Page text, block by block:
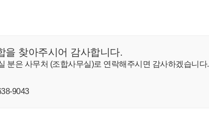
을 찾아주시어 감사합니다.
분은 사무처 (조합사무실)로 연락해주시면 감사하겠습니다.
9043